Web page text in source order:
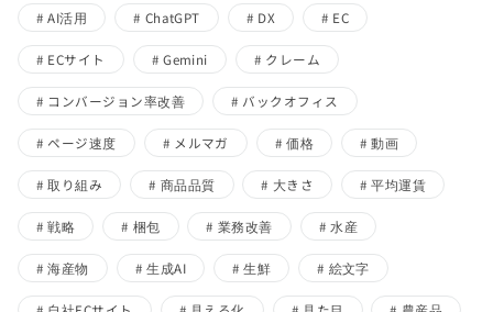
AI活用 ChatGPT DX EC
ECサイト Gemini クレーム
コンバージョン率改善 バックオフィス
ページ速度 メルマガ 価格 動画
取り組み 商品品質 大きさ 平均運賃
戦略 梱包 業務改善 水産
海産物 生成AI 生鮮 絵文字